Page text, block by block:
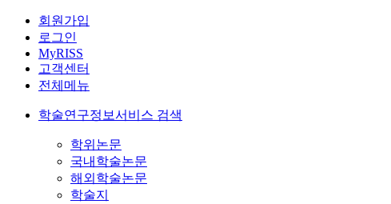
회원가입
로그인
MyRISS
고객센터
전체메뉴
학술연구정보서비스 검색
학위논문
국내학술논문
해외학술논문
학술지